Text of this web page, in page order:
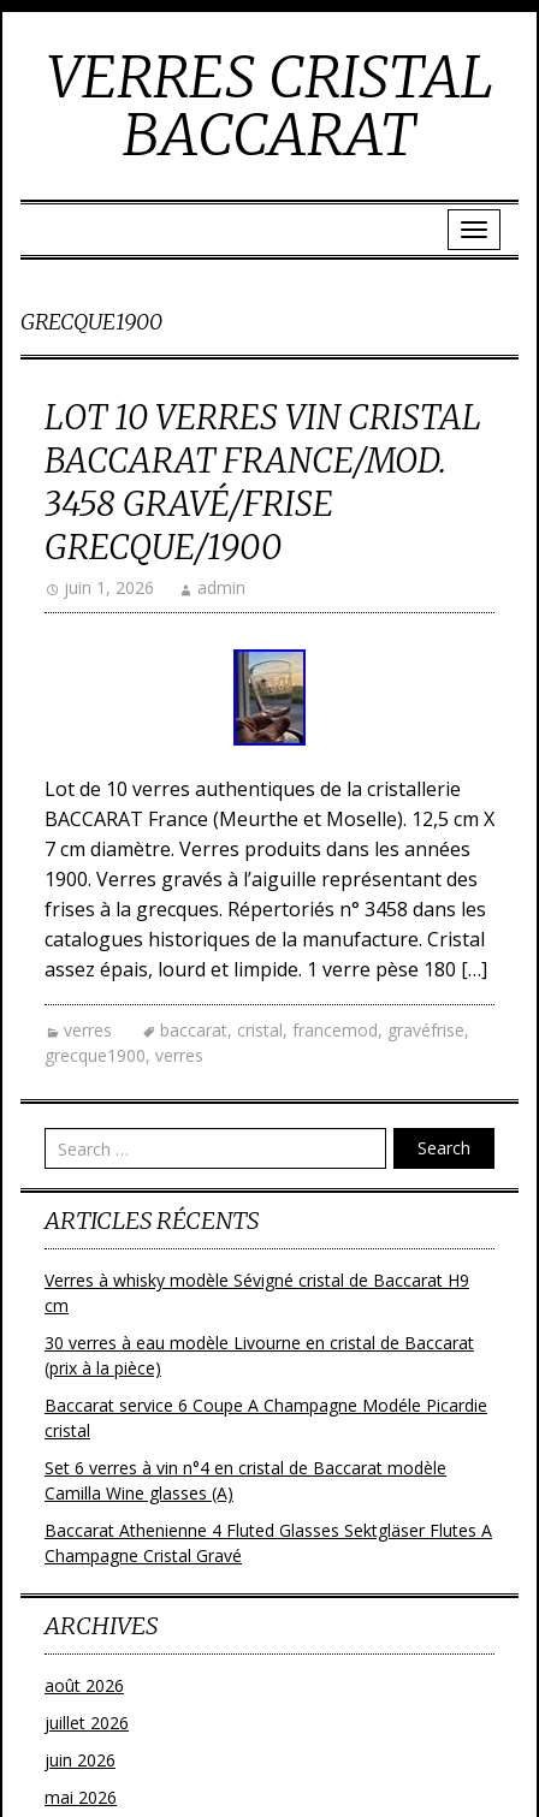
VERRES CRISTAL
BACCARAT
GRECQUE1900
LOT 10 VERRES VIN CRISTAL
BACCARAT FRANCE/MOD.
3458 GRAVÉ/FRISE
GRECQUE/1900
juin 1, 2026 admin
Lot de 10 verres authentiques de la cristallerie
BACCARAT France (Meurthe et Moselle). 12,5 cm X
7 cm diamètre. Verres produits dans les années
1900. Verres gravés à l’aiguille représentant des
frises à la grecques. Répertoriés n° 3458 dans les
catalogues historiques de la manufacture. Cristal
assez épais, lourd et limpide. 1 verre pèse 180 […]
verres baccarat, cristal, francemod, gravéfrise,
grecque1900, verres
Search
ARTICLES RÉCENTS
Verres à whisky modèle Sévigné cristal de Baccarat H9
cm
30 verres à eau modèle Livourne en cristal de Baccarat
(prix à la pièce)
Baccarat service 6 Coupe A Champagne Modéle Picardie
cristal
Set 6 verres à vin n°4 en cristal de Baccarat modèle
Camilla Wine glasses (A)
Baccarat Athenienne 4 Fluted Glasses Sektgläser Flutes A
Champagne Cristal Gravé
ARCHIVES
août 2026
juillet 2026
juin 2026
mai 2026